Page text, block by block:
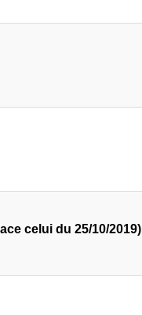
celui du 25/10/2019)